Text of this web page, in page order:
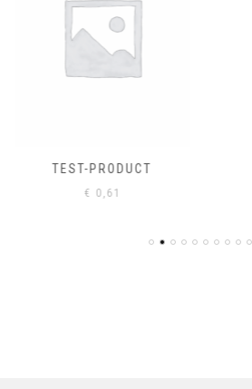
TEST-PRODUCT
€ 0,61